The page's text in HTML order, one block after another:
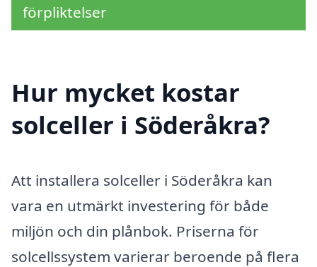
förpliktelser
Hur mycket kostar
solceller i Söderåkra?
Att installera solceller i Söderåkra kan
vara en utmärkt investering för både
miljön och din plånbok. Priserna för
solcellssystem varierar beroende på flera